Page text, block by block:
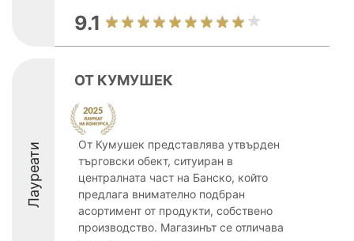
9.1
Лауреати
ОТ КУМУШЕК
От Кумушек представлява утвърден
търговски обект, ситуиран в
централната част на Банско, който
предлага внимателно подбран
асортимент от продукти, собствено
производство. Магазинът се отличава